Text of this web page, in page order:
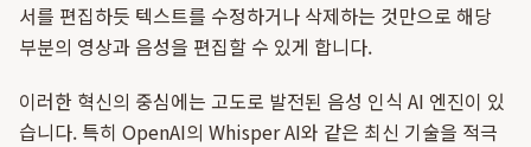
서를 편집하듯 텍스트를 수정하거나 삭제하는 것만으로 해당
부분의 영상과 음성을 편집할 수 있게 합니다.
이러한 혁신의 중심에는 고도로 발전된 음성 인식 AI 엔진이 있
습니다. 특히 OpenAI의 Whisper AI와 같은 최신 기술을 적극